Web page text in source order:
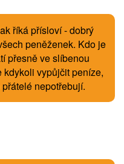
říká přísloví - dobrý
peněženek. Kdo je
přesně ve slíbenou
kdykoli vypůjčit peníze,
nepotřebují.